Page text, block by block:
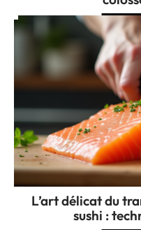
L’art délicat du
sushi :